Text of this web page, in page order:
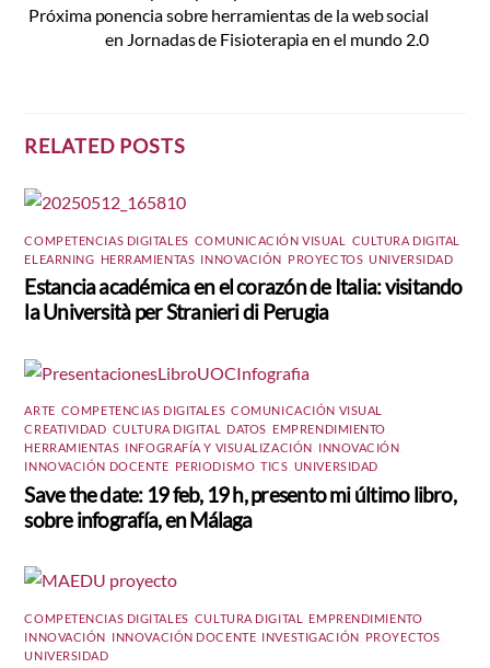
Próxima ponencia sobre herramientas de la web social
en Jornadas de Fisioterapia en el mundo 2.0
RELATED POSTS
COMPETENCIAS DIGITALES COMUNICACIÓN VISUAL CULTURA DIGITAL
ELEARNING HERRAMIENTAS INNOVACIÓN PROYECTOS ,UNIVERSIDAD
Estancia académica en el corazón de Italia: visitando
la Università per Stranieri di Perugia
ARTE COMPETENCIAS DIGITALES ,COMUNICACIÓN VISUAL
CREATIVIDAD CULTURA DIGITAL DATOS EMPRENDIMIENTO
HERRAMIENTAS INFOGRAFÍA Y VISUALIZACIÓN INNOVACIÓN
INNOVACIÓN DOCENTE PERIODISMO ,TICS UNIVERSIDAD
Save the date: 19 feb, 19 h, presento mi último libro,
sobre infografía, en Málaga
COMPETENCIAS DIGITALES CULTURA DIGITAL EMPRENDIMIENTO
INNOVACIÓN INNOVACIÓN DOCENTE INVESTIGACIÓN PROYECTOS
UNIVERSIDAD